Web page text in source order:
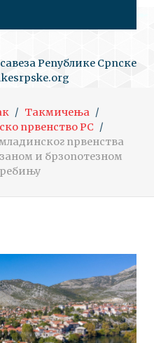
Републике Српске
Такмичења
првенство РС
првенства
и брзопотезном